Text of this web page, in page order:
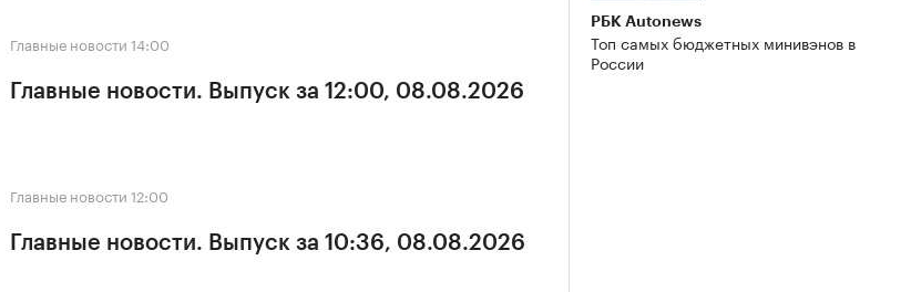
Главные новости 14:00
Главные новости. Выпуск за 12:00, 08.08.2026
Главные новости 12:00
Главные новости. Выпуск за 10:36, 08.08.2026
РБК Autonews
Топ самых бюджетных минивэнов в
России